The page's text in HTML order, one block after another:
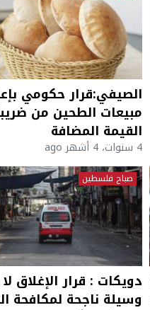
الصيفي:قرار حكومي
مبيعات الطحين من
القيمة المضافة
4 سنوات، 4 أشهر ago
صباح فلسطين
دويكات : قرار الإغلاق
وسيلة ناجحة لمكافحة